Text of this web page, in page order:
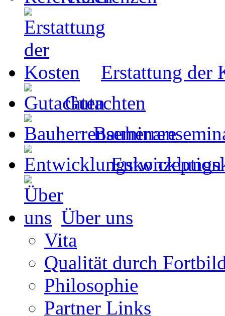
Erstattung der
Gutachten
Über uns
Vita
Qualität durch
Philosophie
Partner Links